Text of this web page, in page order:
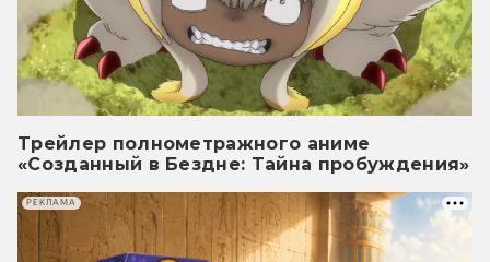
Трейлер полнометражного аниме
«Созданный в Бездне: Тайна пробуждения»
РЕКЛАМА